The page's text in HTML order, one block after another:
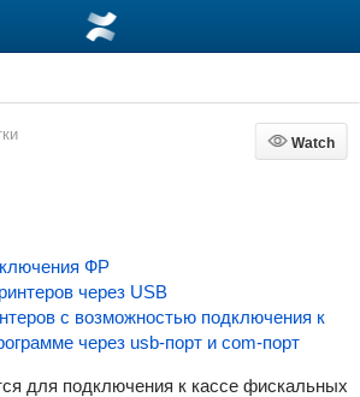
Watch
Watch
ФР
через USB
c возможностью подключения к
через usb-порт и com-порт
для подключения к кассе фискальных